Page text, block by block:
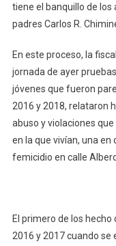
tiene el banquillo de los
padres Carlos R.
En este proceso, la
jornada de ayer
jóvenes que fueron
2016 y 2018, relataron
abuso y violaciones
en la que vivían, una
femicidio en calle
El primero de los
2016 y 2017 cuando se